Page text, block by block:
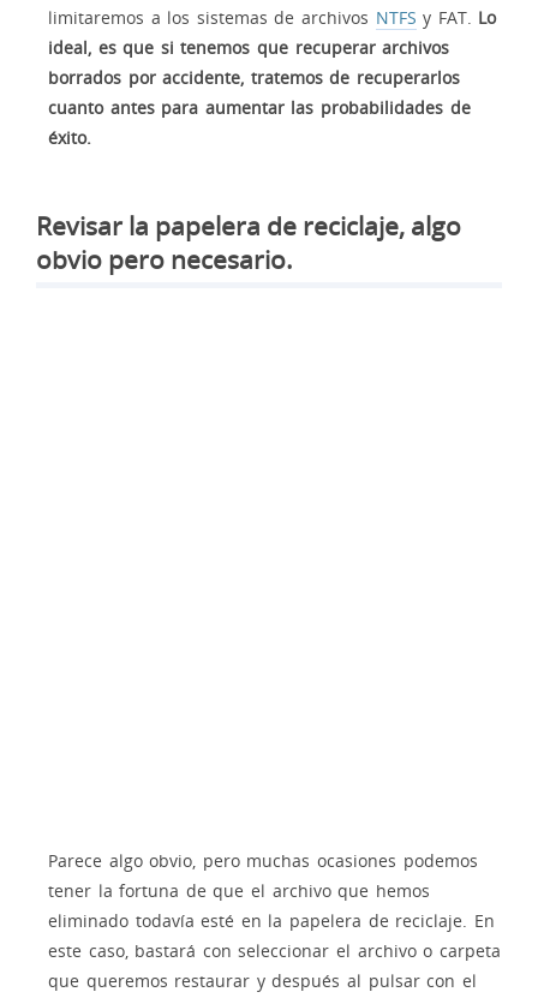
limitaremos a los sistemas de archivos NTFS y FAT. Lo
ideal, es que si tenemos que recuperar archivos
borrados por accidente, tratemos de recuperarlos
cuanto antes para aumentar las probabilidades de
éxito.
Revisar la papelera de reciclaje, algo
obvio pero necesario.
Parece algo obvio, pero muchas ocasiones podemos
tener la fortuna de que el archivo que hemos
eliminado todavía esté en la papelera de reciclaje. En
este caso, bastará con seleccionar el archivo o carpeta
que queremos restaurar y después al pulsar con el